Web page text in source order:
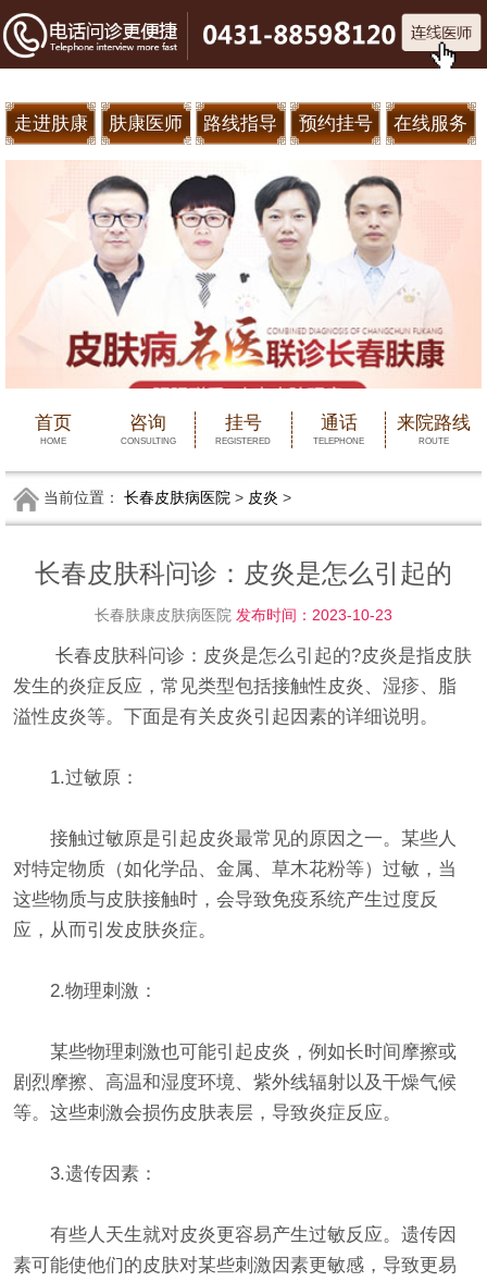
走进肤康 肤康医师 路线指导 预约挂号 在线服务
首页
HOME
咨询
CONSULTING
挂号
REGISTERED
通话
TELEPHONE
来院路线
ROUTE
当前位置： 长春皮肤病医院> 皮炎 >
长春皮肤科问诊：皮炎是怎么引起的
长春肤康皮肤病医院 发布时间：2023-10-23
长春皮肤科问诊：皮炎是怎么引起的?皮炎是指皮肤
发生的炎症反应，常见类型包括接触性皮炎、湿疹、脂
溢性皮炎等。下面是有关皮炎引起因素的详细说明。
1.过敏原：
接触过敏原是引起皮炎最常见的原因之一。某些人
对特定物质（如化学品、金属、草木花粉等）过敏，当
这些物质与皮肤接触时，会导致免疫系统产生过度反
应，从而引发皮肤炎症。
2.物理刺激：
某些物理刺激也可能引起皮炎，例如长时间摩擦或
剧烈摩擦、高温和湿度环境、紫外线辐射以及干燥气候
等。这些刺激会损伤皮肤表层，导致炎症反应。
3.遗传因素：
有些人天生就对皮炎更容易产生过敏反应。遗传因
素可能使他们的皮肤对某些刺激因素更敏感，导致更易